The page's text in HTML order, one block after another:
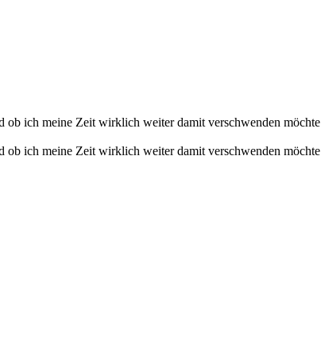
ob ich meine Zeit wirklich weiter damit verschwenden möchte
ob ich meine Zeit wirklich weiter damit verschwenden möchte